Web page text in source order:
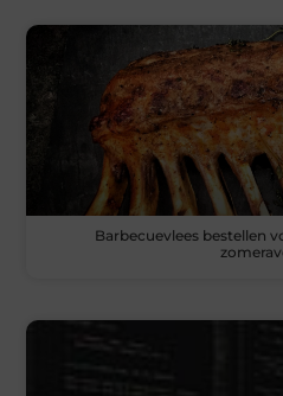
Barbecuevlees bestellen